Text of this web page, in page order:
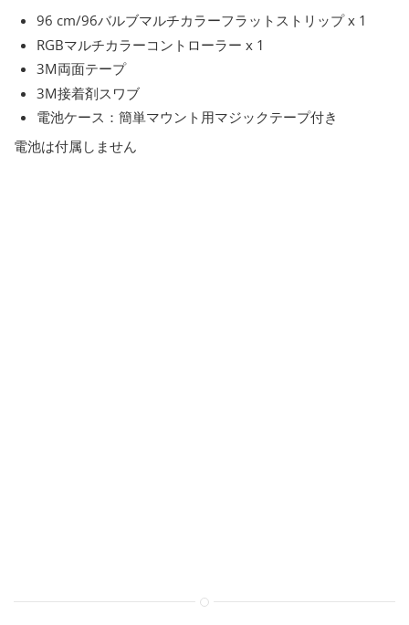
96 cm/96バルブマルチカラーフラットストリップ x 1
RGBマルチカラーコントローラー x 1
3M両面テープ
3M接着剤スワブ
電池ケース：簡単マウント用マジックテープ付き
電池は付属しません